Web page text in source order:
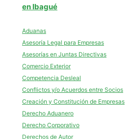
en Ibagué
Aduanas
Asesoría Legal para Empresas
Asesorías en Juntas Directivas
Comercio Exterior
Competencia Desleal
Conflictos y/o Acuerdos entre Socios
Creación y Constitución de Empresas
Derecho Aduanero
Derecho Corporativo
Derechos de Autor